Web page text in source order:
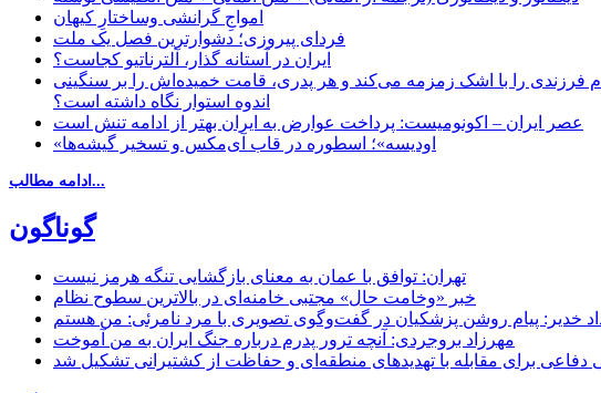
‌امواجِ گرانشی وساختارِ کیهان
فردای پیروزی؛ دشوارترین فصل یک ملت
ایران در آستانه گذار، آلترناتیو کجاست؟
فرزندی را با اشک زمزمه می‌کند و هر پدری، قامت خمیده‌اش را بر سنگینی
اندوه استوار نگاه داشته است؟
عصر ایران – اکونومیست: پرداخت عوارض به ایران بهتر از ادامه تنش است
«اودیسه»؛ اسطوره در قاب آی‌مکس و تسخیر گیشه‌ها
ادامه مطالب...
گوناگون
تهران: توافق با عمان به معنای بازگشایی تنگه هرمز نیست
خبر «وخامت حال» مجتبی خامنه‌ای در بالاترین سطوح نظام
مهرزاد بروجردی: آنچه ترور پدرم درباره جنگ ایران به من آموخت
دفاعی برای مقابله با تهدیدهای منطقه‌ای و حفاظت از کشتیرانی تشکیل شد